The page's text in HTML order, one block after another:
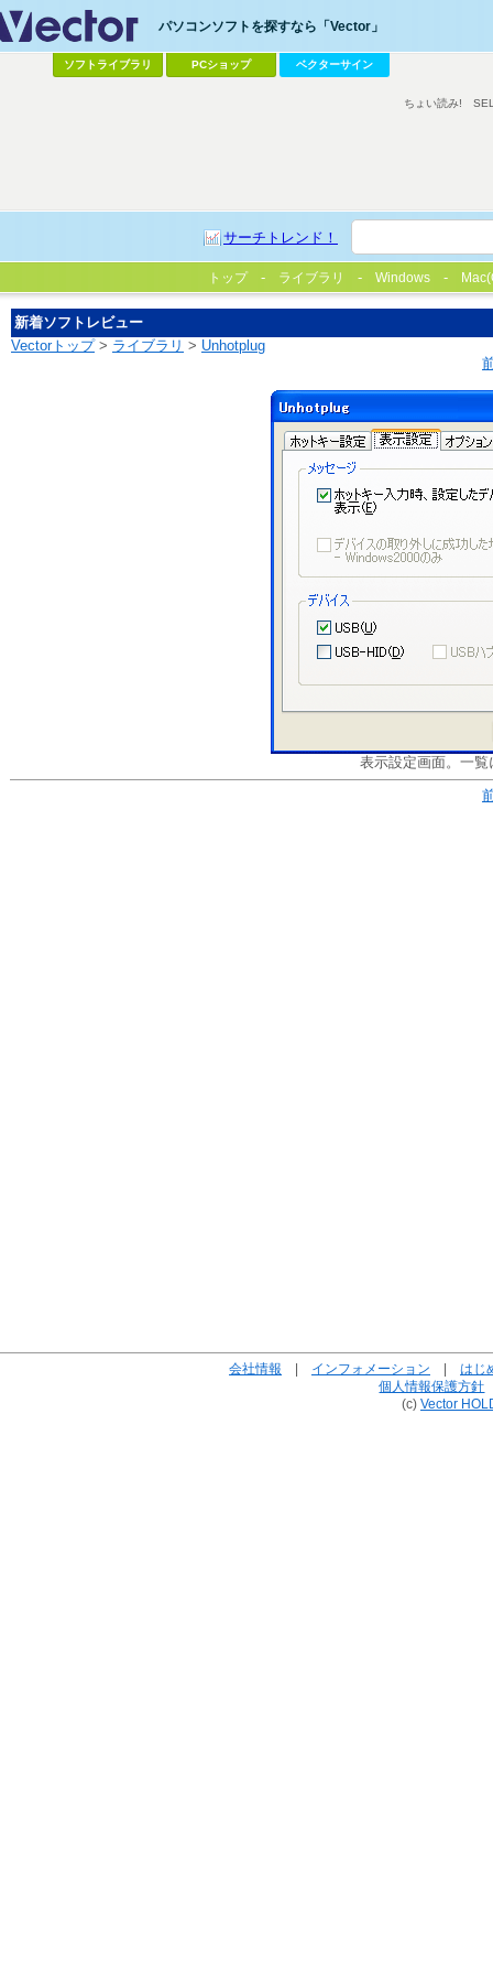
パソコンソフトを探すなら「Vector」
ソフトライブラリ PCショップ ベクターサイン
サーチトレンド！
ちょい読み!
トップ ライブラリ Windows
新着ソフトレビュー
Vectorトップ> ライブラリ > Unhotplug
表示設定画面。一
会社情報 | インフォメーション | はじ
個人情報保護方針
(c) Vector